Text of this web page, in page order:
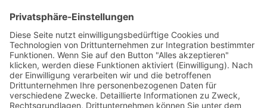
Fahrzeug verfügen.
Abschleppdienste und Hotels:
Ein umfassendes Angebot für
Ihre Mobilität und Unterkunft
In unserem umfangreichen Branchenportal finden